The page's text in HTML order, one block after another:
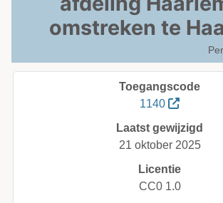
omstreken te
Toegangscode
1140
Laatst gewijzigd
21 oktober 2025
Licentie
CC0 1.0